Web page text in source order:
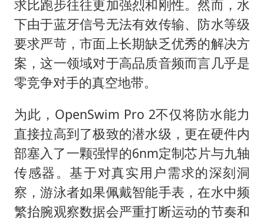
求比跑步往往更加强烈和刚性。然而，水
下由于蓝牙信号无法有效传输、防水等级
要求严苛，市面上长期缺乏优秀的解决方
案，这一领域对于高品质音频而言几乎是
零竞争对手的真空地带。
为此，OpenSwim Pro 2不仅将防水能力
直接拉高到了极致的潜水级，更在硬件内
部塞入了一颗强悍的6nm定制芯片与九轴
传感器。基于对真实用户需求的深刻洞
察，游泳者如果佩戴智能手表，在水中频
繁抬腕观察数据会严重打断运动的节奏和